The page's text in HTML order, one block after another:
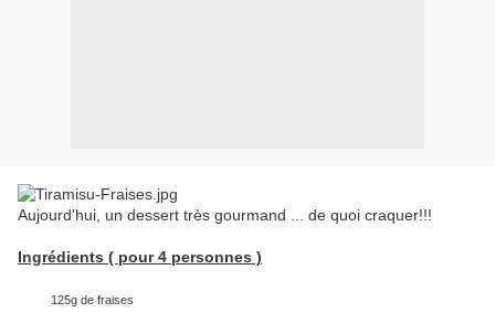
Aujourd'hui, un dessert très gourmand ... de quoi craquer!!!
Ingrédients ( pour 4 personnes )
125g de fraises